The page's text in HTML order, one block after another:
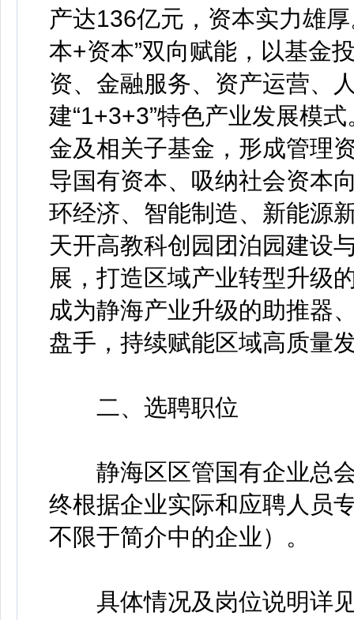
产达136亿元，资本实力雄
本+资本”双向赋能，以基金
资、金融服务、资产运营、
建“1+3+3”特色产业发展模
金及相关子基金，形成管理
导国有资本、吸纳社会资本
环经济、智能制造、新能源
天开高教科创园团泊园建设
展，打造区域产业转型升级
成为静海产业升级的助推器
盘手，持续赋能区域高质量
二、选聘职位
静海区区管国有企业总会
终根据企业实际和应聘人员
不限于简介中的企业）。
具体情况及岗位说明详见